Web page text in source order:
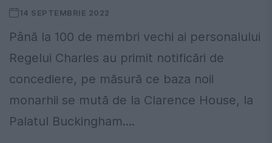
14 SEPTEMBRIE 2022
Până la 100 de membri vechi ai personalului
Regelui Charles au primit notificări de
concediere, pe măsură ce baza noii
monarhii se mută de la Clarence House, la
Palatul Buckingham....